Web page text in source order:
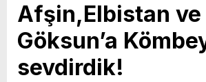
Afşin,Elbistan ve
Göksun’a
sevdirdik!